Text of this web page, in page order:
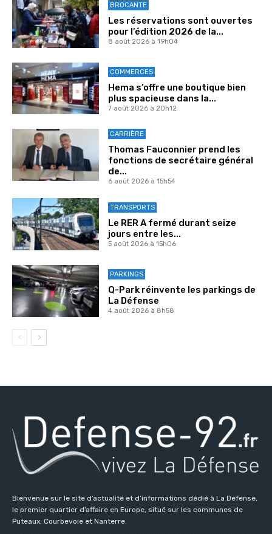
BROCANTE
Les réservations sont ouvertes
pour l’édition 2026 de la...
8 août 2026 à 19h04
COMMERCES
Hema s’offre une boutique bien
plus spacieuse dans la...
7 août 2026 à 20h12
CARRIÈRE
Thomas Fauconnier prend les
fonctions de secrétaire général
de...
6 août 2026 à 15h54
TRANSPORTS
Le RER A fermé durant seize
jours entre les...
5 août 2026 à 15h06
PARKINGS
Q-Park réinvente les parkings de
La Défense
4 août 2026 à 8h58
Bienvenue sur le site d’actualité et d’informations dédié à La Défense,
le premier quartier d’affaire en Europe, situé sur les communes de
Puteaux, Courbevoie et Nanterre.